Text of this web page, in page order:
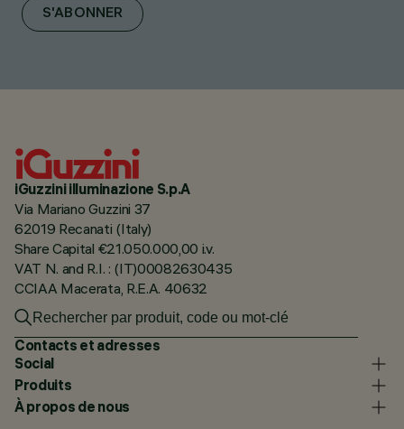
S'ABONNER
iGuzzini illuminazione S.p.A
Via Mariano Guzzini 37
62019 Recanati (Italy)
Share Capital €21.050.000,00 i.v.
VAT N. and R.I. : (IT)00082630435
CCIAA Macerata, R.E.A. 40632
Contacts et adresses
Social
Produits
À propos de nous